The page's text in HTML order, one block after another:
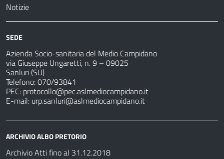
Notizie
SEDE
Azienda Socio-sanitaria del Medio Campidano
via Giuseppe Ungaretti, n. 9 – 09025
Sanluri (SU)
Telefono: 070/93841
PEC: protocollo@pec.aslmediocampidano.it
E-mail: urp.sanluri@aslmediocampidano.it
ARCHIVIO ALBO PRETORIO
Archivio Atti fino al 31.12.2018